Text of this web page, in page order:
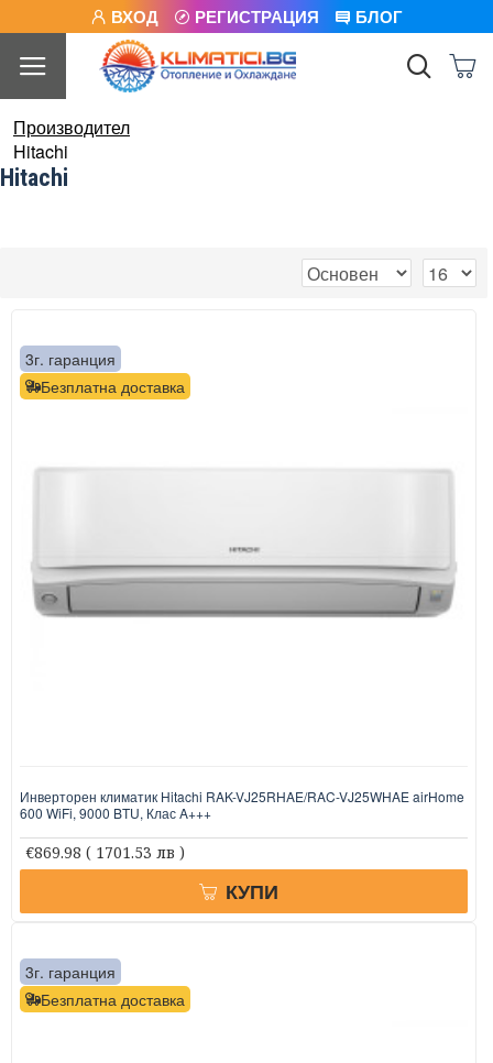
ВХОД РЕГИСТРАЦИЯ БЛОГ
Производител
Hitachi
Hitachi
Безплатна доставка
3г. гаранция
Инверторен климатик Hitachi RAK-VJ25RHAE/RAC-VJ25WHAE airHome
600 WiFi, 9000 BTU, Клас A+++
€869.98 ( 1701.53 лв )
КУПИ
Безплатна доставка
3г. гаранция